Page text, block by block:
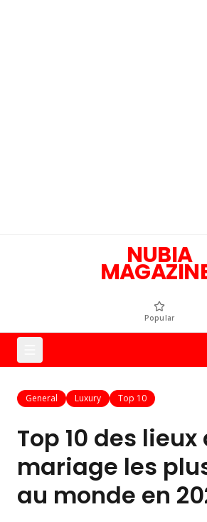
NUBIA
Popular
General Luxury Top 10
Top 10 des lieux
mariage les
au monde en